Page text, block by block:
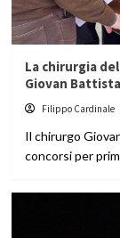
La chirurgia
Giovan
Filippo Cardinale
Il chirurgo
concorsi per